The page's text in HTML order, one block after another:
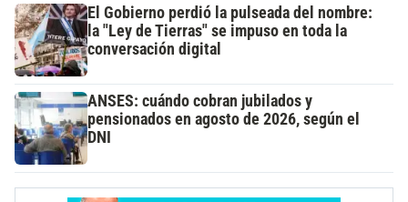
El Gobierno perdió la pulseada del nombre:
la "Ley de Tierras" se impuso en toda la
conversación digital
ANSES: cuándo cobran jubilados y
pensionados en agosto de 2026, según el
DNI